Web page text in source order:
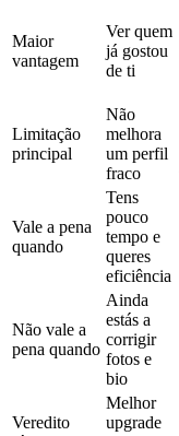
Maior
vantagem
Ver quem
já gostou
de ti
Limitação
principal
Não
melhora
um perfil
fraco
Vale a pena
quando
Tens
pouco
tempo e
queres
eficiência
Não vale a
pena quando
Ainda
estás a
corrigir
fotos e
bio
Veredito
Melhor
upgrade